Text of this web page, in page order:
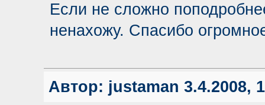
Если не сложно
ненахожу. Спасибо
Автор: justaman 3.4.2008,